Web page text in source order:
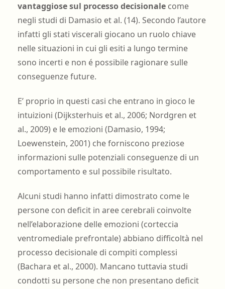
vantaggiose sul processo decisionalecome
negli studi di Damasio et al. (14). Secondo l’autore
infatti gli stati viscerali giocano un ruolo chiave
nelle situazioni in cui gli esiti a lungo termine
sono incerti e non é possibile ragionare sulle
conseguenze future.
E’ proprio in questi casi che entrano in gioco le
intuizioni (Dijksterhuis et al., 2006; Nordgren et
al., 2009) e le emozioni (Damasio, 1994;
Loewenstein, 2001) che forniscono preziose
informazioni sulle potenziali conseguenze di un
comportamento e sul possibile risultato.
Alcuni studi hanno infatti dimostrato come le
persone con deficit in aree cerebrali coinvolte
nell’elaborazione delle emozioni (corteccia
ventromediale prefrontale) abbiano difficoltà nel
processo decisionale di compiti complessi
(Bachara et al., 2000). Mancano tuttavia studi
condotti su persone che non presentano deficit